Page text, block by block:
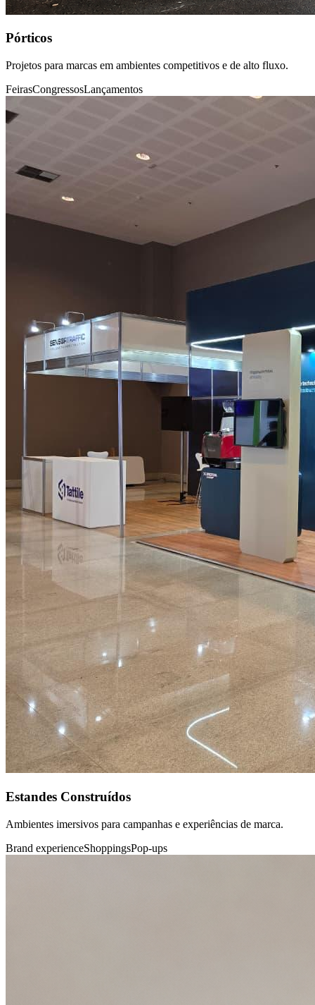
Pórticos
Projetos para marcas em ambientes competitivos e de alto fluxo.
FeirasCongressosLançamentos
Estandes Construídos
Ambientes imersivos para campanhas e experiências de marca.
Brand experienceShoppingsPop-ups